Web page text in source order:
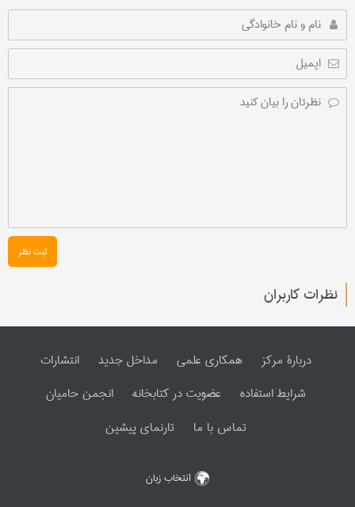
ثبت نظر
نظرات کاربران
دربارۀ مرکز همکاری علمی مداخل جدید
انتشارات
شرایط استفاده
عضویت در کتابخانه
انجمن حامیان
تماس با ما
تارنمای پیشین
انتخاب زبان